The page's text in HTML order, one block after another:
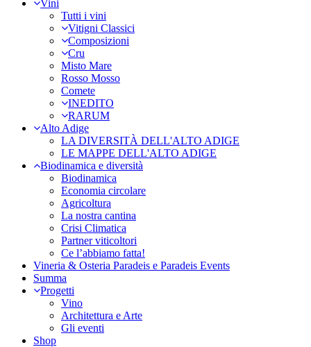
Vini
Tutti i vini
Vitigni Classici
Composizioni
Cru
Misto Mare
Rosso Mosso
Comete
INEDITO
RARUM
Alto Adige
LA DIVERSITÀ DELL'ALTO ADIGE
LE MAPPE DELL'ALTO ADIGE
Biodinamica e diversità
Biodinamica
Economia circolare
Agricoltura
La nostra cantina
Crisi Climatica
Partner viticoltori
Ce l’abbiamo fatta!
Vineria & Osteria Paradeis e Paradeis Events
Summa
Progetti
Vino
Architettura e Arte
Gli eventi
Shop